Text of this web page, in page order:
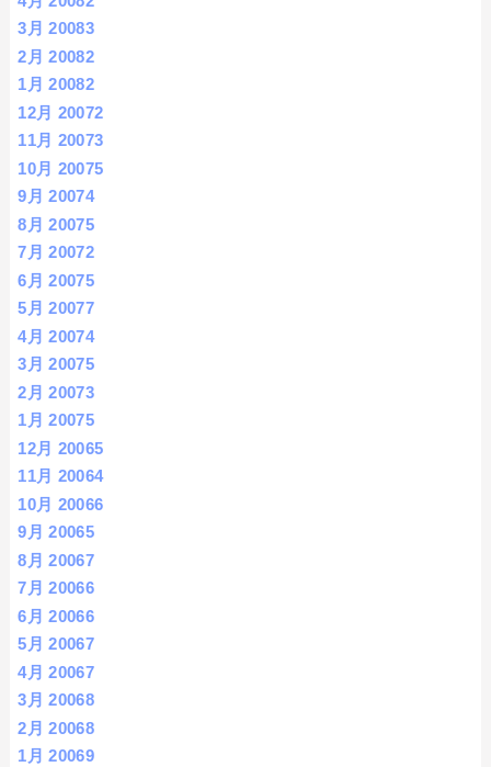
3月 20083
2月 20082
1月 20082
12月 20072
11月 20073
10月 20075
9月 20074
8月 20075
7月 20072
6月 20075
5月 20077
4月 20074
3月 20075
2月 20073
1月 20075
12月 20065
11月 20064
10月 20066
9月 20065
8月 20067
7月 20066
6月 20066
5月 20067
4月 20067
3月 20068
2月 20068
1月 20069